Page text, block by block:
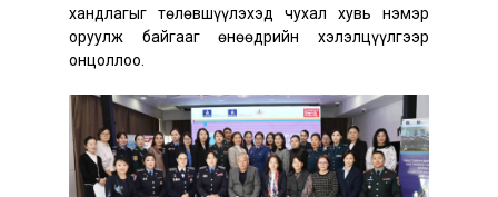
хандлагыг төлөвшүүлэхэд чухал хувь нэмэр
оруулж байгааг өнөөдрийн хэлэлцүүлгээр
онцоллоо.